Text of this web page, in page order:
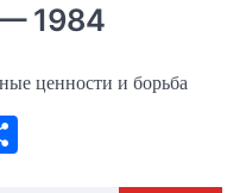
1984
ценности и борьба